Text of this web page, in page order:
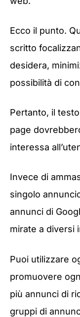
Ecco il punto.
scritto
desidera,
possibilità di
Pertanto, il
page
interessa
Invece di
singolo
annunci di
mirate a diversi
Puoi utilizzare
promuovere
più annunci di
gruppi di